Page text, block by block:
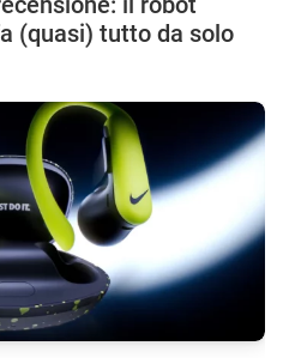
(quasi) tutto da solo